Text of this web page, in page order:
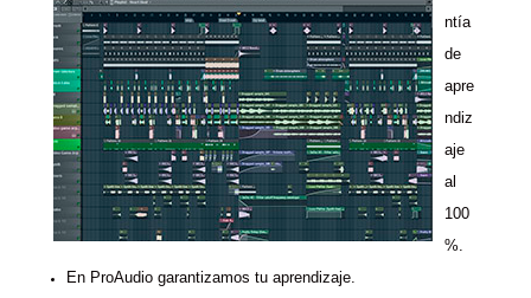
ntía
de
apre
ndiz
aje
al
100
%.
En ProAudio garantizamos tu aprendizaje.